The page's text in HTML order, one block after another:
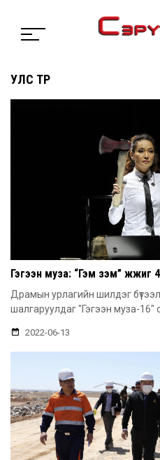
УЛС ТӨР
Гэгээн муза: “Гэм зэм” жүжиг
Драмын урлагийн шилдэг
шалгаруулдаг "Гэгээн муза-16"
2022-06-13